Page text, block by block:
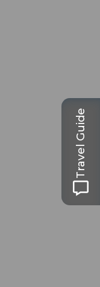
Travel Guide